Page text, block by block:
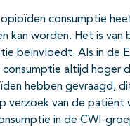
consumptie
kan worden. Het is
beïnvloedt. Als in de
altijd hoger
hebben gevraagd,
verzoek van de
in de CWI-